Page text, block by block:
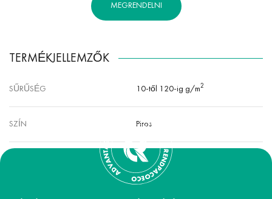
MEGRENDELNI
TERMÉKJELLEMZŐK
SŰRŰSÉG 10-től 120-ig g/m2
SZÍN Piros